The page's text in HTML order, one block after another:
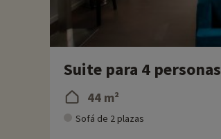
Suite para 4 personas
44 m²
Sofá de 2 plazas